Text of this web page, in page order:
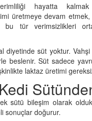
hayatta
üretmeye devam
bu tür verimsizlikleri
diyetinde süt yoktur.
beslenir. Süt sadece
laktaz üretimi
sütü bileşim olarak
sonuçlar doğurur.